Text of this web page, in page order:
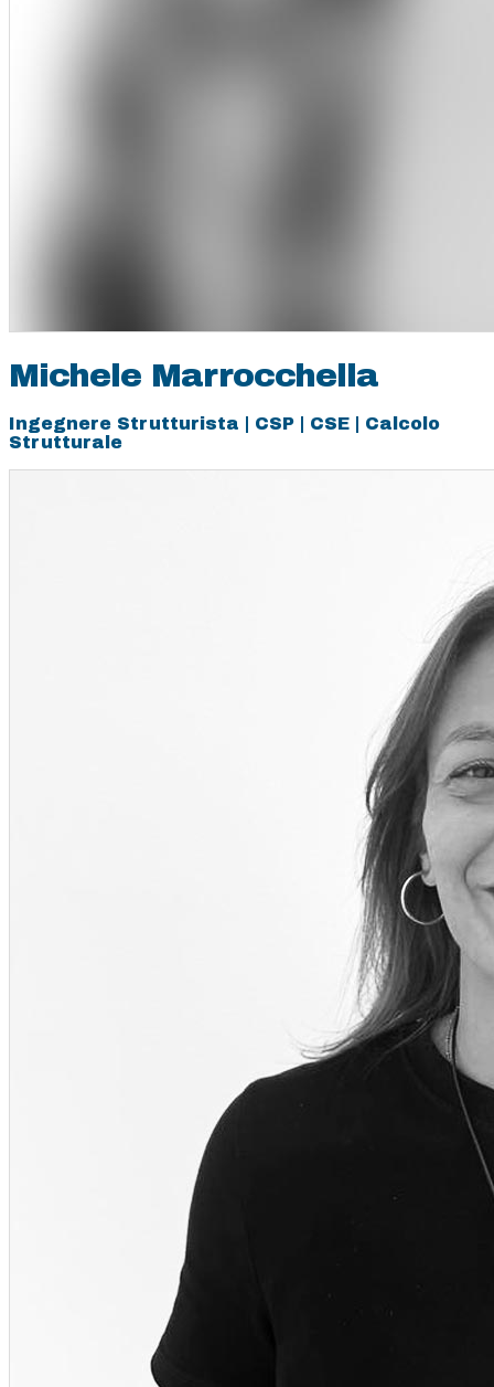
Michele Marrocchella
Ingegnere Strutturista | CSP | CSE | Calcolo
Strutturale